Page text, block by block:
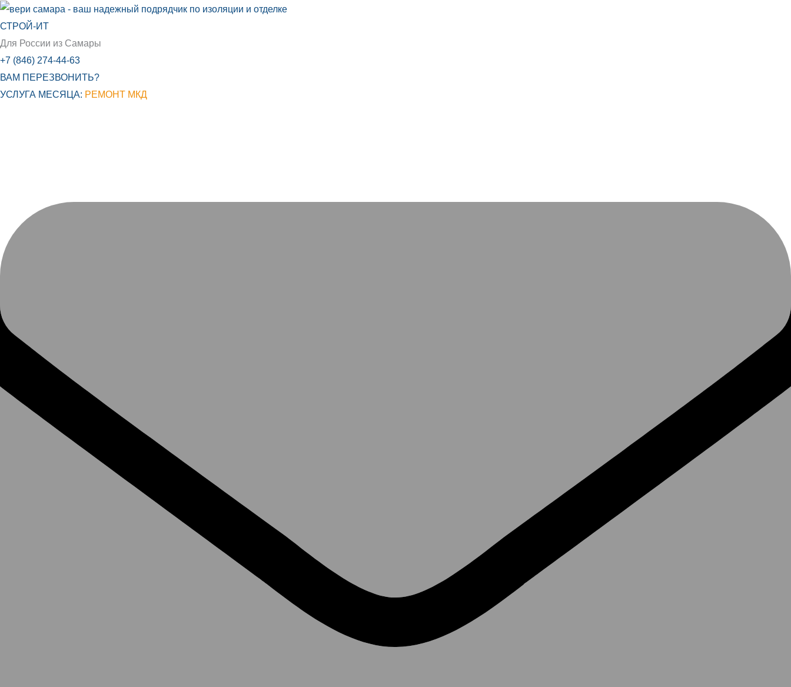
Перейти
к
содержимому
СТРОЙ-ИТ
Для России из Самары
+7 (846) 274-44-63
ВАМ ПЕРЕЗВОНИТЬ?
УСЛУГА МЕСЯЦА: РЕМОНТ МКД